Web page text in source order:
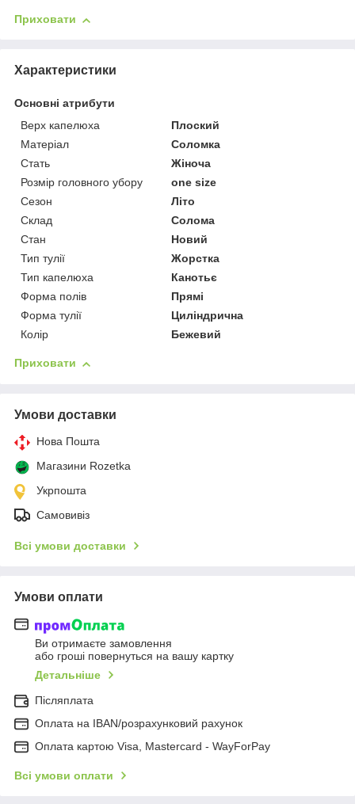
Приховати
Характеристики
Основні атрибути
Верх капелюха
Плоский
Матеріал
Соломка
Стать
Жіноча
Розмір головного убору
one size
Сезон
Літо
Склад
Солома
Стан
Новий
Тип тулії
Жорстка
Тип капелюха
Канотьє
Форма полів
Прямі
Форма тулії
Циліндрична
Колір
Бежевий
Приховати
Умови доставки
Нова Пошта
Магазини Rozetka
Укрпошта
Самовивіз
Всі умови доставки
Умови оплати
Ви отримаєте замовлення
або гроші повернуться на вашу картку
Детальніше
Післяплата
Оплата на IBAN/розрахунковий рахунок
Оплата картою Visa, Mastercard - WayForPay
Всі умови оплати